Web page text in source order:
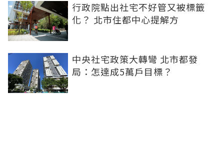
行政院點出社宅不好管又被標籤
化？ 北市住都中心提解方
中央社宅政策大轉彎 北市都發
局：怎達成5萬戶目標？